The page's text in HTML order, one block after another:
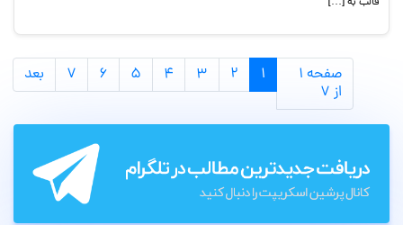
صفحه ۱
از ۷
۱ ۲ ۳ ۴ ۵ ۶ ۷ بعد